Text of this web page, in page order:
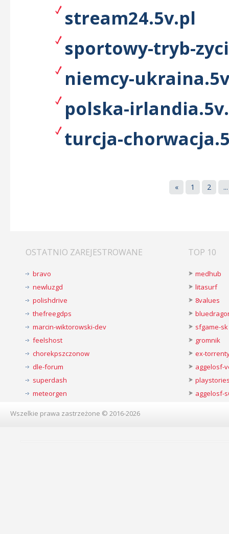
stream24.5v.pl
sportowy-tryb-
niemcy-
polska-
turcja-
« 1 2 ...
OSTATNIO ZAREJESTROWANE
bravo
newluzgd
polishdrive
thefreegdps
marcin-wiktorowski-dev
feelshost
chorekpszczonow
dle-forum
superdash
meteorgen
TOP 10
medhub
litasurf
8values
sfgame-sk
gromnik
ex-
aggelosf-
aggelosf-
Wszelkie prawa zastrzeżone © 2016-2026